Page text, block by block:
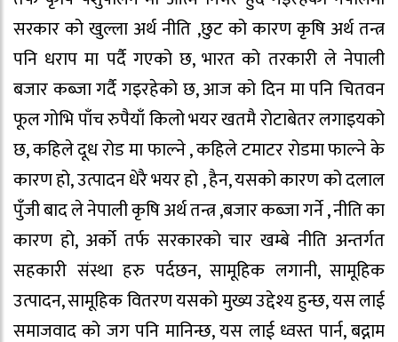
सरकार को खुल्ला अर्थ नीति ,छुट को कारण कृषि अर्थ तन्त्र
पनि धराप मा पर्दै गएको छ, भारत को तरकारी ले नेपाली
बजार कब्जा गर्दै गइरहेको छ, आज को दिन मा पनि चितवन
फूल गोभि पाँच रुपैयाँ किलो भयर खतमै रोटाबेतर लगाइयको
छ, कहिले दूध रोड मा फाल्ने , कहिले टमाटर रोडमा फाल्ने के
कारण हो, उत्पादन धेरै भयर हो , हैन, यसको कारण को दलाल
पुँजी बाद ले नेपाली कृषि अर्थ तन्त्र ,बजार कब्जा गर्ने , नीति का
कारण हो, अर्को तर्फ सरकारको चार खम्बे नीति अन्तर्गत
सहकारी संस्था हरु पर्दछन, सामूहिक लगानी, सामूहिक
उत्पादन, सामूहिक वितरण यसको मुख्य उद्देश्य हुन्छ, यस लाई
समाजवाद को जग पनि मानिन्छ, यस लाई ध्वस्त पार्न, बद्नाम